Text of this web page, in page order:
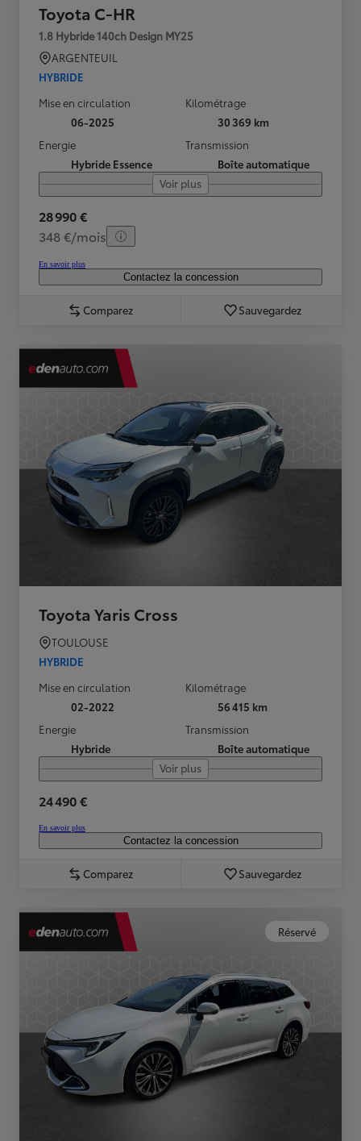
Toyota C-HR
1.8 Hybride 140ch Design MY25
ARGENTEUIL
HYBRIDE
Mise en circulation
06-2025
Kilométrage
30 369 km
Energie
Hybride Essence
Transmission
Boîte automatique
Voir plus
28 990 €
348 €/mois
En savoir plus
Contactez la concession
Comparez Sauvegardez
Toyota Yaris Cross
TOULOUSE
HYBRIDE
Mise en circulation
02-2022
Kilométrage
56 415 km
Energie
Hybride
Transmission
Boîte automatique
Voir plus
24 490 €
En savoir plus
Contactez la concession
Comparez Sauvegardez
Réservé